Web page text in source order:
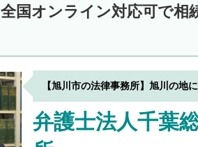
平町 苫前郡苫前町 苫前郡羽幌町 苫前
文町 利尻郡利尻町 利尻郡利尻富士町
町 斜里郡清里町
軽町 紋別郡湧別町 紋別郡滝上町 紋別
国オンライン対応可で相
【旭川市の法律事務所】旭川の地
弁護士法人千葉